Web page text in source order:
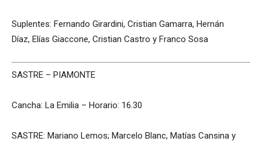
Suplentes: Fernando Girardini, Cristian Gamarra, Hernán
Díaz, Elías Giaccone, Cristian Castro y Franco Sosa
SASTRE – PIAMONTE
Cancha: La Emilia – Horario: 16.30
SASTRE: Mariano Lemos; Marcelo Blanc, Matías Cansina y